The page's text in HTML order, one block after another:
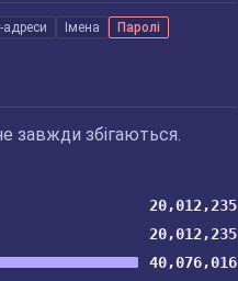
адреси Імена Паролі
завжди збігаються.
20,012,235
20,012,235
40,076,016